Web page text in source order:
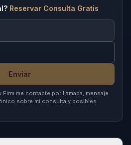
Reservar Consulta Gratis
Enviar
me contacte por llamada, mensaje
sobre mi consulta y posibles